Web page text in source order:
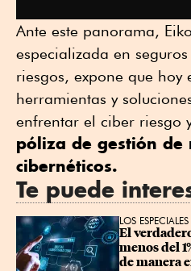
Ante este panorama,
especializada en
riesgos, expone que hoy
herramientas y
enfrentar el ciber riesgo
póliza de gestión de
cibernéticos.
Te puede
LOS ESPECIALES
El
menos del
de manera